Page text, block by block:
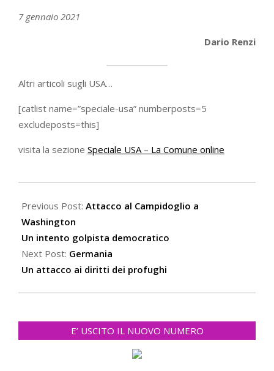
7 gennaio 2021
Dario Renzi
Altri articoli sugli USA…
[catlist name=”speciale-usa” numberposts=5
excludeposts=this]
visita la sezione Speciale USA – La Comune online
01-
07
Previous Post: Attacco al Campidoglio a
Washington
Un intento golpista democratico
Next Post: Germania
Un attacco ai diritti dei profughi
E’ USCITO IL NUOVO NUMERO